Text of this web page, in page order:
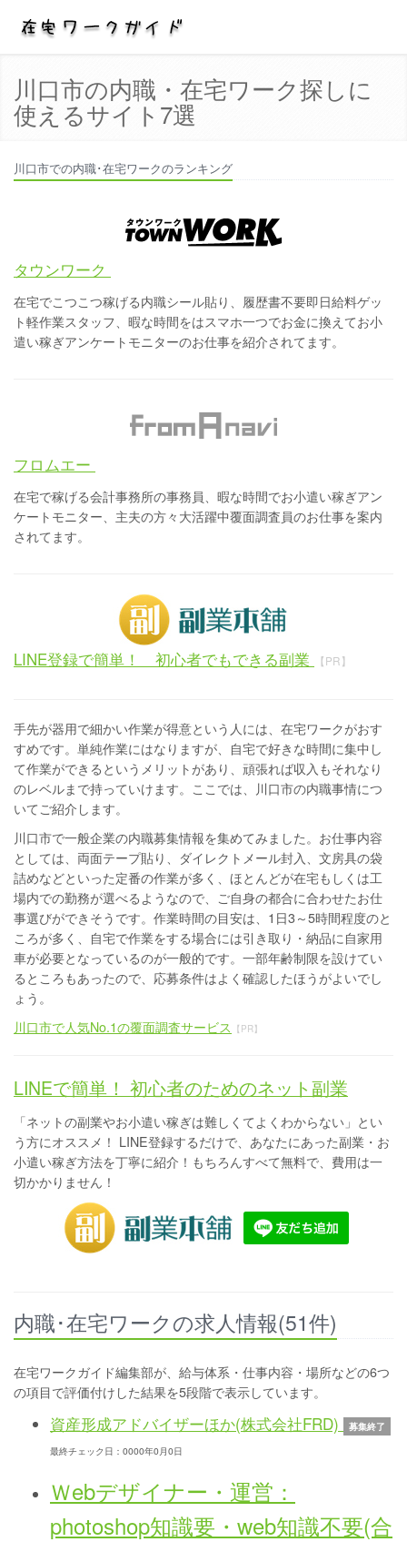
川口市の内職・在宅ワーク探しに
使えるサイト7選
川口市での内職･在宅ワークのランキング
タウンワーク
在宅でこつこつ稼げる内職シール貼り、履歴書不要即日給料ゲッ
ト軽作業スタッフ、暇な時間をはスマホ一つでお金に換えてお小
遣い稼ぎアンケートモニターのお仕事を紹介されてます。
フロムエー
在宅で稼げる会計事務所の事務員、暇な時間でお小遣い稼ぎアン
ケートモニター、主夫の方々大活躍中覆面調査員のお仕事を案内
されてます。
LINE登録で簡単！ 初心者でもできる副業 【PR】
手先が器用で細かい作業が得意という人には、在宅ワークがおす
すめです。単純作業にはなりますが、自宅で好きな時間に集中し
て作業ができるというメリットがあり、頑張れば収入もそれなり
のレベルまで持っていけます。ここでは、川口市の内職事情につ
いてご紹介します。
川口市で一般企業の内職募集情報を集めてみました。お仕事内容
としては、両面テープ貼り、ダイレクトメール封入、文房具の袋
詰めなどといった定番の作業が多く、ほとんどが在宅もしくは工
場内での勤務が選べるようなので、ご自身の都合に合わせたお仕
事選びができそうです。作業時間の目安は、1日3～5時間程度のと
ころが多く、自宅で作業をする場合には引き取り・納品に自家用
車が必要となっているのが一般的です。一部年齢制限を設けてい
るところもあったので、応募条件はよく確認したほうがよいでし
ょう。
川口市で人気No.1の覆面調査サービス 【PR】
LINEで簡単！ 初心者のためのネット副業
「ネットの副業やお小遣い稼ぎは難しくてよくわからない」とい
う方にオススメ！ LINE登録するだけで、あなたにあった副業・お
小遣い稼ぎ方法を丁寧に紹介！もちろんすべて無料で、費用は一
切かかりません！
内職･在宅ワークの求人情報(51件)
在宅ワークガイド編集部が、給与体系・仕事内容・場所などの6つ
の項目で評価付けした結果を5段階で表示しています。
資産形成アドバイザーほか(株式会社FRD)
募集終了
最終チェック日：0000年0月0日
Ｗebデザイナー・運営：
photoshop知識要・web知識不要(合